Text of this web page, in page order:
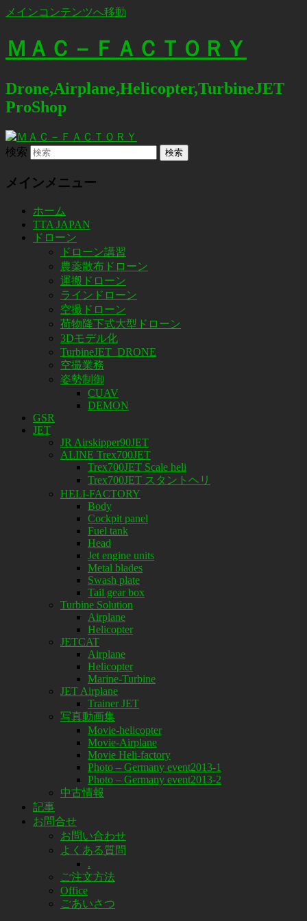
メインコンテンツへ移動
ＭＡＣ－ＦＡＣＴＯＲＹ
Drone,Airplane,Helicopter,TurbineJET
ProShop
検索
メインメニュー
ホーム
TTA JAPAN
ドローン
ドローン講習
農薬散布ドローン
運搬ドローン
ラインドローン
空撮ドローン
荷物降下式大型ドローン
3Dモデル化
TurbineJET_DRONE
空撮業務
姿勢制御
CUAV
DEMON
GSR
JET
JR Airskipper90JET
ALINE Trex700JET
Trex700JET Scale heli
Trex700JET スタントヘリ
HELI-FACTORY
Body
Cockpit panel
Fuel tank
Head
Jet engine units
Metal blades
Swash plate
Tail gear box
Turbine Solution
Airplane
Helicopter
JETCAT
Airplane
Helicopter
Marine-Turbine
JET Airplane
Trainer JET
写真動画集
Movie-helicopter
Movie-Airplane
Movie Heli-factory
Photo – Germany event2013-1
Photo – Germany event2013-2
中古情報
記事
お問合せ
お問い合わせ
よくある質問
.
ご注文方法
Office
ごあいさつ